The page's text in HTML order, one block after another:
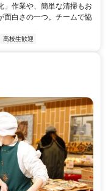
」作業や、簡単な清掃もお
面白さの一つ。チームで協
高校生歓迎